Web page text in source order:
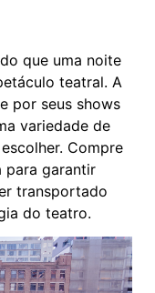
que uma noite
teatral. A
por seus shows
variedade de
Compre
para garantir
transportado
do teatro.